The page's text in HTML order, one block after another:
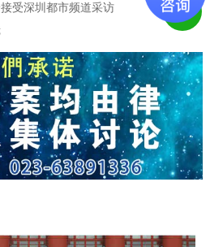
受深圳都市频道采访